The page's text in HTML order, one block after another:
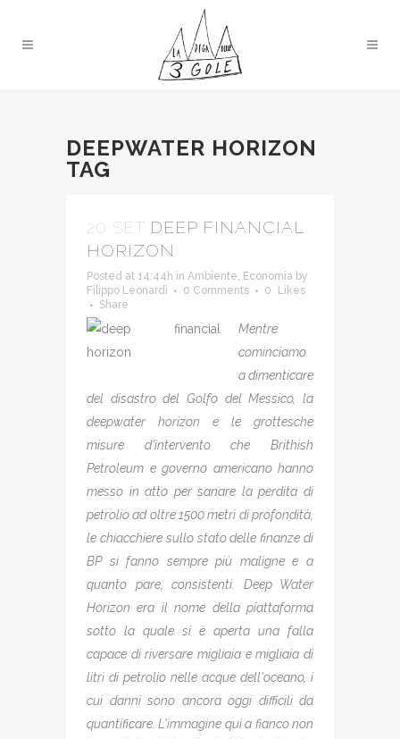
DEEPWATER HORIZON
TAG
20 SET DEEP FINANCIAL
HORIZON
Posted at 14:44h in Ambiente, Economia by
Filippo Leonardi
0 Comments 0
Likes
Share
Mentre
cominciamo
a dimenticare
del disastro del Golfo del Messico, la
deepwater horizon e le grottesche
misure d'intervento che Brithish
Petroleum e governo americano hanno
messo in atto per sanare la perdita di
petrolio ad oltre 1500 metri di profondità,
le chiacchiere sullo stato delle finanze di
BP si fanno sempre più maligne e a
quanto pare, consistenti. Deep Water
Horizon era il nome della piattaforma
sotto la quale si è aperta una falla
capace di riversare migliaia e migliaia di
litri di petrolio nelle acque dell'oceano, i
cui danni sono ancora oggi difficili da
quantificare. L'immagine qui a fianco non